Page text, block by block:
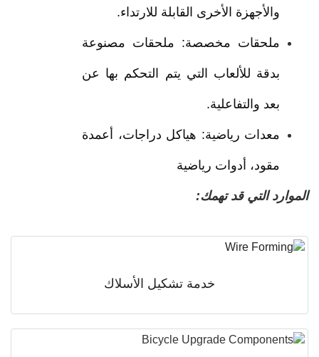
والأجهزة الأخرى القابلة للارتداء.
ملحقات مخصصة: ملحقات مصنوعة
بدقة للألعاب التي يتم التحكم بها عن
بعد والتفاعلية.
معدات رياضية: هياكل دراجات، أعمدة
مقود، أدوات رياضية
التي قد تهمك:
خدمة تشكيل الأسلاك